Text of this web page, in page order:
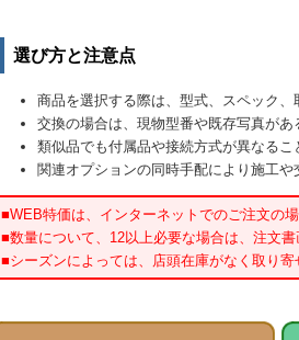
選び方と注意点
商品を選択する際は、型式、スペック
交換の場合は、現物型番や既存写真が
類似品でも付属品や接続方式が異なるこ
関連オプションの同時手配により施工
■WEB特価は、インターネットでのご注文の
■数量について、12以上必要な場合は、注文
■シーズンによっては、店頭在庫がなく取り